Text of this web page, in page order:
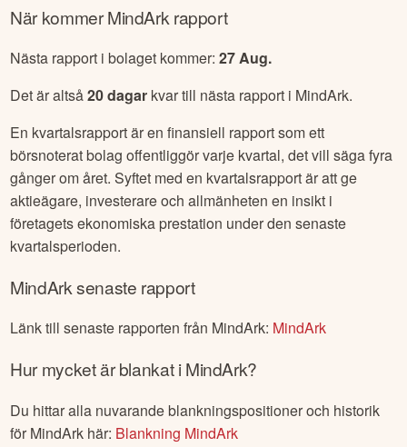
När kommerMindArk rapport
Nästa rapport i bolaget kommer:27 Aug.
Det är altså20dagar kvar till nästa rapport i MindArk.
En kvartalsrapport är en finansiell rapport som ett
börsnoterat bolag offentliggör varje kvartal, det vill säga fyra
gånger om året. Syftet med en kvartalsrapport är att ge
aktieägare, investerare och allmänheten en insikt i
företagets ekonomiska prestation under den senaste
kvartalsperioden.
MindArksenaste rapport
Länk till senaste rapporten från MindArk: MindArk
Hur mycket är blankat iMindArk?
Du hittar alla nuvarande blankningspositioner och historik
för MindArk här: Blankning MindArk